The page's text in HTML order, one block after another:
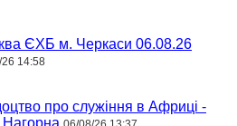
ЄХБ м. Черкаси 06.08.26
14:58
про служіння в Африці -
Нагорна